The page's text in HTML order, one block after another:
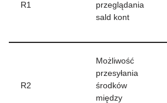
R1
przeglądania
sald kont
R2
Możliwość
przesyłania
środków
między